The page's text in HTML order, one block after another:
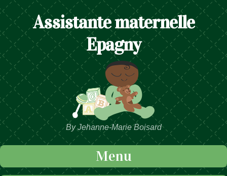
Assistante maternelle
Epagny
By Jehanne-Marie Boisard
Menu